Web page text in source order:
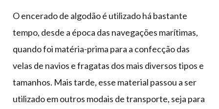
O encerado de algodão é utilizado há bastante
tempo, desde a época das navegações marítimas,
quando foi matéria-prima para a confecção das
velas de navios e fragatas dos mais diversos tipos e
tamanhos. Mais tarde, esse material passou a ser
utilizado em outros modais de transporte, seja para